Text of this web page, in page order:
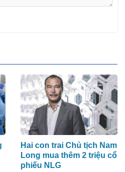
Hai con trai Chủ tịch Nam
Long mua thêm 2 triệu cổ
phiếu NLG